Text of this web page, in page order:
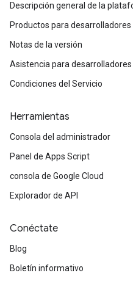
Descripción general de la
Productos para desarrolladores
Notas de la versión
Asistencia para desarrolladores
Condiciones del Servicio
Herramientas
Consola del administrador
Panel de Apps Script
consola de Google Cloud
Explorador de API
Conéctate
Blog
Boletín informativo